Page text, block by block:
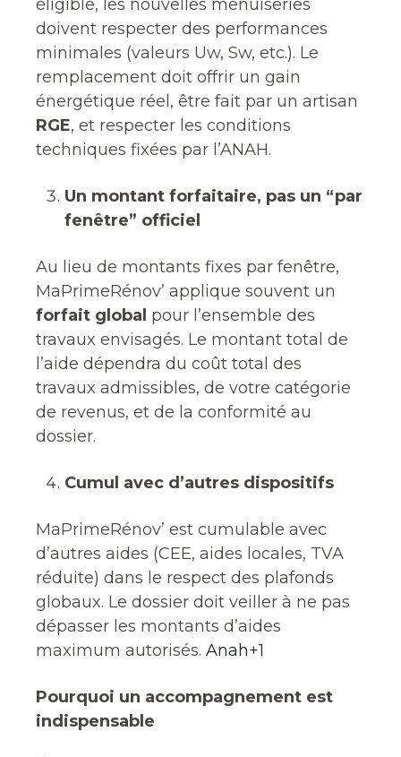
éligible, les nouvelles menuiseries
doivent respecter des performances
minimales (valeurs Uw, Sw, etc.). Le
remplacement doit offrir un gain
énergétique réel, être fait par un artisan
RGE, et respecter les conditions
techniques fixées par l’ANAH.
Un montant forfaitaire, pas un “par
fenêtre” officiel
Au lieu de montants fixes par fenêtre,
MaPrimeRénov’ applique souvent un
forfait global pour l’ensemble des
travaux envisagés. Le montant total de
l’aide dépendra du coût total des
travaux admissibles, de votre catégorie
de revenus, et de la conformité au
dossier.
Cumul avec d’autres dispositifs
MaPrimeRénov’ est cumulable avec
d’autres aides (CEE, aides locales, TVA
réduite) dans le respect des plafonds
globaux. Le dossier doit veiller à ne pas
dépasser les montants d’aides
maximum autorisés. Anah+1
Pourquoi un accompagnement est
indispensable